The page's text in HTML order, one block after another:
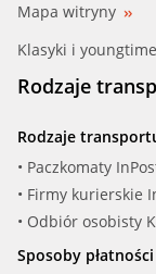
Mapa witryny
Klasyki i
Rodzaje
Rodzaje
• Paczkomaty
• Firmy kurierskie
• Odbiór osobisty
Sposoby płatności